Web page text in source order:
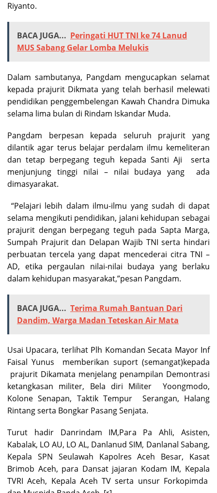
Riyanto.
BACA JUGA... Peringati HUT TNI ke 74 Lanud
MUS Sabang Gelar Lomba Melukis
Dalam sambutanya, Pangdam mengucapkan selamat
kepada prajurit Dikmata yang telah berhasil melewati
pendidikan penggembelengan Kawah Chandra Dimuka
selama lima bulan di Rindam Iskandar Muda.
Pangdam berpesan kepada seluruh prajurit yang
dilantik agar terus belajar perdalam ilmu kemeliteran
dan tetap berpegang teguh kepada Santi Aji serta
menjunjung tinggi nilai – nilai budaya yang ada
dimasyarakat.
“Pelajari lebih dalam ilmu-ilmu yang sudah di dapat
selama mengikuti pendidikan, jalani kehidupan sebagai
prajurit dengan berpegang teguh pada Sapta Marga,
Sumpah Prajurit dan Delapan Wajib TNI serta hindari
perbuatan tercela yang dapat mencederai citra TNI –
AD, etika pergaulan nilai-nilai budaya yang berlaku
dalam kehidupan masyarakat,”pesan Pangdam.
BACA JUGA... Terima Rumah Bantuan Dari
Dandim, Warga Madan Teteskan Air Mata
Usai Upacara, terlihat Plh Komandan Secata Mayor Inf
Faisal Yunus memberikan suport (semangat)kepada
prajurit Dikamata menjelang penampilan Demontrasi
ketangkasan militer, Bela diri Militer Yoongmodo,
Kolone Senapan, Taktik Tempur Serangan, Halang
Rintang serta Bongkar Pasang Senjata.
Turut hadir Danrindam IM,Para Pa Ahli, Asisten,
Kabalak, LO AU, LO AL, Danlanud SIM, Danlanal Sabang,
Kepala SPN Seulawah Kapolres Aceh Besar, Kasat
Brimob Aceh, para Dansat jajaran Kodam IM, Kepala
TVRI Aceh, Kepala Aceh TV serta unsur Forkopimda